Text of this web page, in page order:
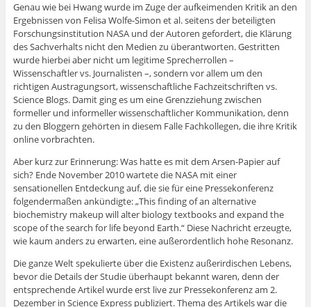
Genau wie bei Hwang wurde im Zuge der aufkeimenden Kritik an den
Ergebnissen von Felisa Wolfe-Simon et al. seitens der beteiligten
Forschungsinstitution NASA und der Autoren gefordert, die Klärung
des Sachverhalts nicht den Medien zu überantworten. Gestritten
wurde hierbei aber nicht um legitime Sprecherrollen –
Wissenschaftler vs. Journalisten –, sondern vor allem um den
richtigen Austragungsort, wissenschaftliche Fachzeitschriften vs.
Science Blogs. Damit ging es um eine Grenzziehung zwischen
formeller und informeller wissenschaftlicher Kommunikation, denn
zu den Bloggern gehörten in diesem Falle Fachkollegen, die ihre Kritik
online vorbrachten.
Aber kurz zur Erinnerung: Was hatte es mit dem Arsen-Papier auf
sich? Ende November 2010 wartete die NASA mit einer
sensationellen Entdeckung auf, die sie für eine Pressekonferenz
folgendermaßen ankündigte: „This finding of an alternative
biochemistry makeup will alter biology textbooks and expand the
scope of the search for life beyond Earth.“ Diese Nachricht erzeugte,
wie kaum anders zu erwarten, eine außerordentlich hohe Resonanz.
Die ganze Welt spekulierte über die Existenz außerirdischen Lebens,
bevor die Details der Studie überhaupt bekannt waren, denn der
entsprechende Artikel wurde erst live zur Pressekonferenz am 2.
Dezember in Science Express publiziert. Thema des Artikels war die